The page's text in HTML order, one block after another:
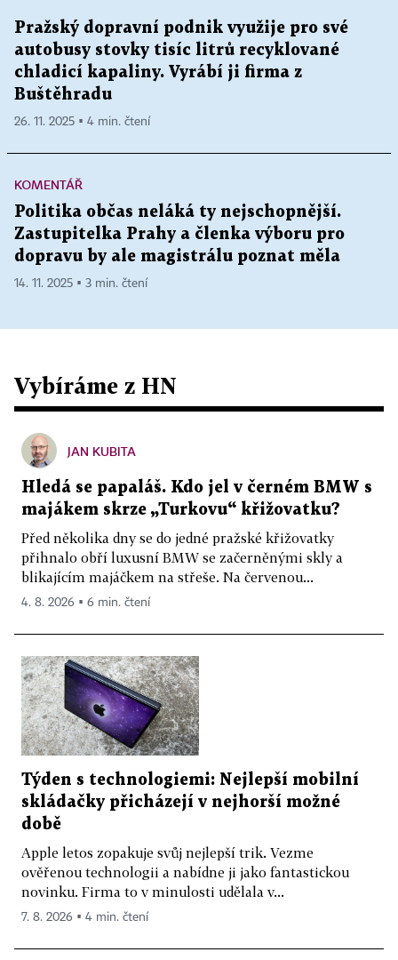
Pražský dopravní podnik využije pro své
autobusy stovky tisíc litrů recyklované
chladicí kapaliny. Vyrábí ji firma z
Buštěhradu
26. 11. 2025 ▪ 4 min. čtení
KOMENTÁŘ
Politika občas neláká ty nejschopnější.
Zastupitelka Prahy a členka výboru pro
dopravu by ale magistrálu poznat měla
14. 11. 2025 ▪ 3 min. čtení
Vybíráme z HN
JAN KUBITA
Hledá se papaláš. Kdo jel v černém BMW s
majákem skrze „Turkovu“ křižovatku?
Před několika dny se do jedné pražské křižovatky
přihnalo obří luxusní BMW se začerněnými skly a
blikajícím majáčkem na střeše. Na červenou...
4. 8. 2026 ▪ 6 min. čtení
Týden s technologiemi: Nejlepší mobilní
skládačky přicházejí v nejhorší možné
době
Apple letos zopakuje svůj nejlepší trik. Vezme
ověřenou technologii a nabídne ji jako fantastickou
novinku. Firma to v minulosti udělala v...
7. 8. 2026 ▪ 4 min. čtení